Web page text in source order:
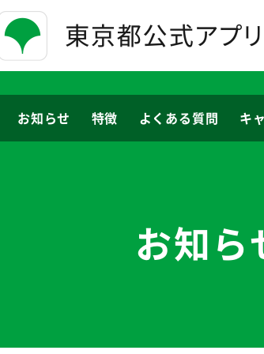
お知らせ 特徴 よくある質問 キ
お知ら